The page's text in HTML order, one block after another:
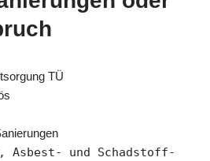
TÜ
Asbest- und Schadstoff-